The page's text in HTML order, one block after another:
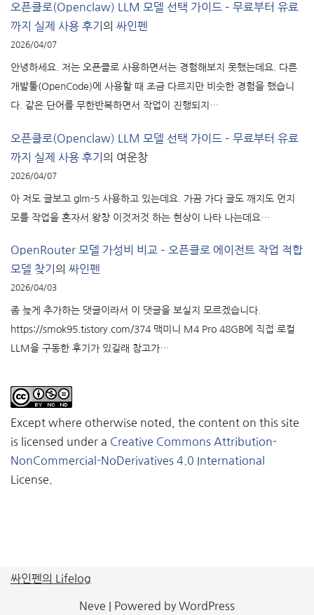
오픈클로(Openclaw) LLM 모델 선택 가이드 – 무료부터 유료
까지 실제 사용 후기 의 싸인펜
2026/04/07
안녕하세요. 저는 오픈클로 사용하면서는 경험해보지 못했는데요. 다른
개발툴(OpenCode)에 사용할 때 조금 다르지만 비슷한 경험을 했습니
다. 같은 단어를 무한반복하면서 작업이 진행되지…
오픈클로(Openclaw) LLM 모델 선택 가이드 – 무료부터 유료
까지 실제 사용 후기 의 여운창
2026/04/07
아 저도 글보고 glm-5 사용하고 있는데요. 가끔 가다 글도 깨지도 먼지
모를 작업을 혼자서 왕창 이것저것 하는 현상이 나타 나는데요…
OpenRouter 모델 가성비 비교 – 오픈클로 에이전트 작업 적합
모델 찾기 의 싸인펜
2026/04/03
좀 늦게 추가하는 댓글이라서 이 댓글을 보실지 모르겠습니다.
https://smok95.tistory.com/374 맥미니 M4 Pro 48GB에 직접 로컬
LLM을 구동한 후기가 있길래 참고가…
Except where otherwise noted, the content on this site
is licensed under a Creative Commons Attribution-
NonCommercial-NoDerivatives 4.0 International
License.
싸인펜의 Lifelog
Neve | Powered by WordPress